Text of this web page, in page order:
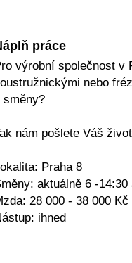
práce
výrobní společnost v
nebo
směny?
nám pošlete Váš
Praha 8
aktuálně 6 -
28 000 - 38 000
ihned